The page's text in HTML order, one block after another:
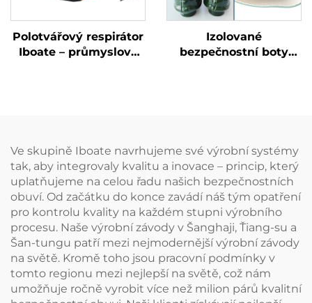
Polotvářový respirátor
Iboate – průmyslová
Izolované
bezpečnostní boty
Ve skupině Iboate navrhujeme své výrobní systémy
tak, aby integrovaly kvalitu a inovace – princip, který
uplatňujeme na celou řadu našich bezpečnostních
obuví. Od začátku do konce zavádí náš tým opatření
pro kontrolu kvality na každém stupni výrobního
procesu. Naše výrobní závody v Šanghaji, Ťiang-su a
Šan-tungu patří mezi nejmodernější výrobní závody
na světě. Kromě toho jsou pracovní podmínky v
tomto regionu mezi nejlepší na světě, což nám
umožňuje ročně vyrobit více než milion párů kvalitní